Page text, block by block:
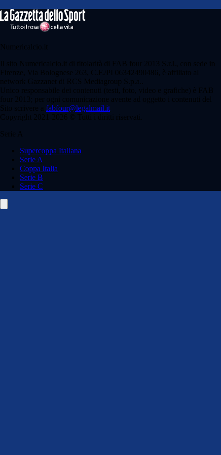
Numericalcio.it
Il sito Numericalcio.it di titolarità di FAB four 2013 S.r.l., con sede in
Firenze, Via Bolognese 263, C.F./PI 06342490486, è affiliato al
network Gazzanet di RCS Mediagroup S.p.a..
Unico responsabile dei contenuti (testi, foto, video e grafiche) è FAB
four 2013; per ogni comunicazione avente ad oggetto i contenuti del
Sito scrivere a fabfour@legalmail.it
Copyright 2021-2026 © Tutti i diritti riservati.
Serie A
Supercoppa Italiana
Serie A
Coppa Italia
Serie B
Serie C